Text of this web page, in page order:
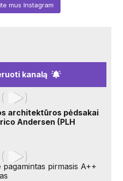
mus Instagram
kanalą
architektūros pėdsakai
Andersen (PLH
pagamintas pirmasis A++